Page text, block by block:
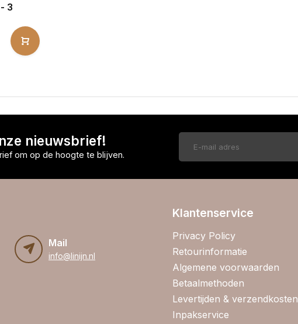
3
nieuwsbrief!
om op de hoogte te blijven.
Mail
info@linijn.nl
Klantenservice
Privacy Policy
Retourinformatie
Algemene voorwaarden
Betaalmethoden
Levertijden & verzendkosten
Inpakservice